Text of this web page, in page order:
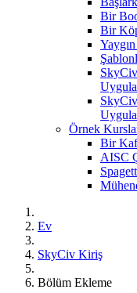
Bir
Bir
Örnek
Bir
AISC
Ev
SkyCiv Kiriş
Bölüm Ekleme